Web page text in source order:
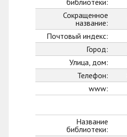
библиотеки:
Сокращенное
название:
Почтовый индекс:
Город:
Улица, дом:
Телефон:
www:
Название
библиотеки: